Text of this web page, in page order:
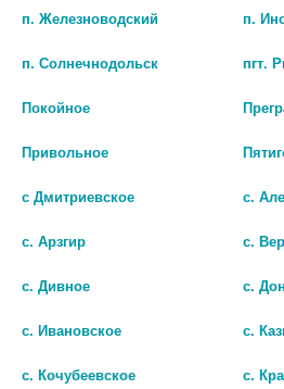
Общество с ограниченной
«Ставропольские городские аптеки
п. Железноводский п.
п. Солнечнодольск пгт.
Покойное
Привольное
с Дмитриевское с.
с. Арзгир с.
с. Дивное с.
с. Ивановское с.
с. Кочубеевское с.